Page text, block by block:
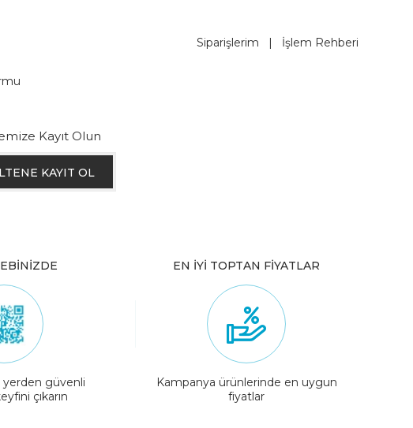
Siparişlerim İşlem Rehberi
Kayıt Olun
KAYIT OL
yerden güvenli
çıkarın
EN İYİ TOPTAN FİYATLAR
Kampanya ürünlerinde en uygun
fiyatlar